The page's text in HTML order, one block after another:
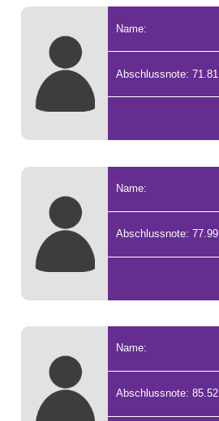
Name:
Abschlussnote: 71.81
Name:
Abschlussnote: 77.99
Name:
Abschlussnote: 85.52